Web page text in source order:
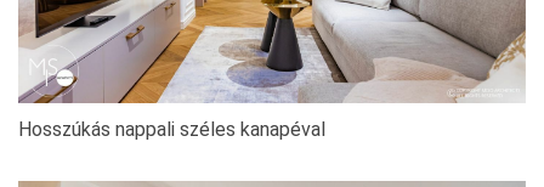
Hosszúkás nappali széles kanapéval